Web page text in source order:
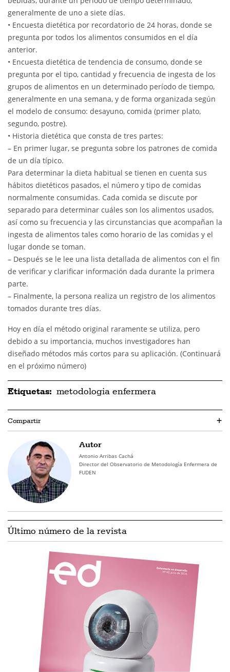
generalmente de uno a siete días.
• Encuesta dietética por recordatorio de 24 horas, donde se
pregunta por todos los alimentos consumidos en el día
anterior.
• Encuesta dietética de tendencia de consumo, donde se
pregunta por el tipo, cantidad y frecuencia de ingesta de los
grupos de alimentos en un determinado período de tiempo,
generalmente en una semana, y de forma organizada según
el modelo de consumo: desayuno, comida (primer plato,
segundo, postre).
• Historia dietética que consta de tres partes:
– En primer lugar, se pregunta sobre los patrones de comida
de un día típico.
Para determinar la dieta habitual se tienen en cuenta sus
hábitos dietéticos pasados, el número y tipo de comidas
normalmente consumidas. Cada comida se discute por
separado para determinar cuáles son los alimentos usados,
así como su frecuencia y las circunstancias que acompañan la
ingesta de alimentos tales como horario de las comidas y el
lugar donde se toman.
– Después se le lee una lista detallada de alimentos con el fin
de verificar y clarificar información dada durante la primera
parte.
– Finalmente, la persona realiza un registro de los alimentos
tomados durante tres días.
Hoy en día el método original raramente se utiliza, pero
debido a su importancia, muchos investigadores han
diseñado métodos más cortos para su aplicación. (Continuará
en el próximo número)
Etiquetas: metodologia enfermera
Compartir +
Autor
Antonio Arribas Cachá
Director del Observatorio de Metodología Enfermera de
FUDEN
Último número de la revista